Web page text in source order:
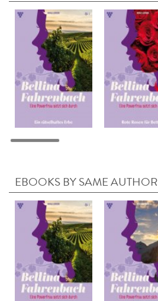
EBOOKS BY SAME AUTHOR